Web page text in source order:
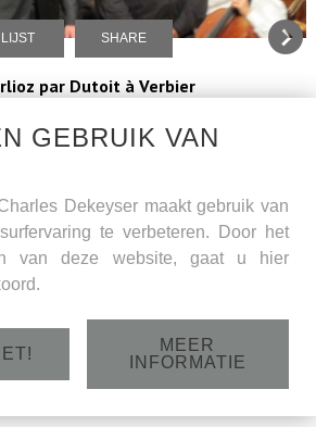
LIJST SHARE
par Dutoit à Verbier
Dekeyser est un très bon Brander
lui réserva Berlioz. Dans sa globalité,
Dutoit, cette soirée restera
Jean Tribot, ResMusica).
de Berlioz au Festival de Verbier -
rendu
plus le passage éclair de Charles
vif et piquant (Jacqueline Thuilleux,
GEBRUIK VAN
Dekeyser maakt gebruik van
te verbeteren. Door het
van deze website, gaat u hier
MEER
INFORMATIE